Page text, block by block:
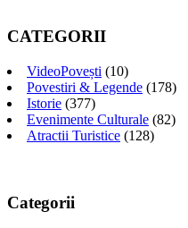
CATEGORII
VideoPovești (10)
Povestiri & Legende (178)
Istorie (377)
Evenimente Culturale (82)
Atractii Turistice (128)
Categorii